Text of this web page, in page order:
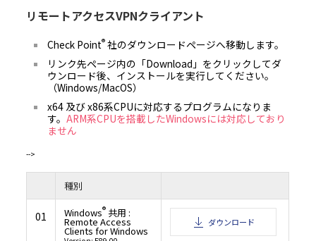
じた場合でも、一切その責任を負いません。但し、当該損害が村田機械若しくは村田
ンサーの故意又は重大な過失により生じた場合は、この限りではありません。
し、第三者から知的財産権侵害の主張（警告、訴訟提起を含む）を受けた場合におい
の責任を負いません。但し、村田機械及び／又は村田機械のライセンサーが、本ソフ
客様に提供した時点（村田機械がお客様に本ソフトウェアを含む記録媒体を譲渡した
様が本ソフトウェアをダウンロードした時点）において、第三者の知的財産権の侵害
場合は、この限りではありません。
6.6 6.4項但書、6.5項但書又は法令により村田機械及び村田機械のライセンサーが損
負う場合においても、社会通念上、当該種類の債務不履行、不法行為等から直接かつ
通常発生するものと考えられる損害（いわゆる通常損害）を超える損害については責
ん。
７．契約期間
7.1 お客様が、本ソフトウェアをダウンロード、インストール又は使用するという形
条項に同意した日が、本契約書の効力発生日となります。
を終了させることができます。本契約の終了時には、お客様は直ちに本ソフトウェア
８．準拠法
くは関連するいかなる紛争も、日本法に準拠し、日本法に従って解釈されること、ま
び本契約に起因・関連するいかなる紛争も、大阪地方裁判所の専属的管轄権に服する
るものとします。
リモートアクセスVPNクライアント
Check Point® 社のダウンロードページへ移動します。
リンク先ページ内の「Download」をクリックしてダ
ウンロード後、インストールを実行してください。
（Windows/MacOS）
x64 及び x86系CPUに対応するプログラムになりま
す。ARM系CPUを搭載したWindowsには対応しており
ません
-->
種別
01 Windows® 共用 :
Remote Access
Clients for Windows
ダウンロード